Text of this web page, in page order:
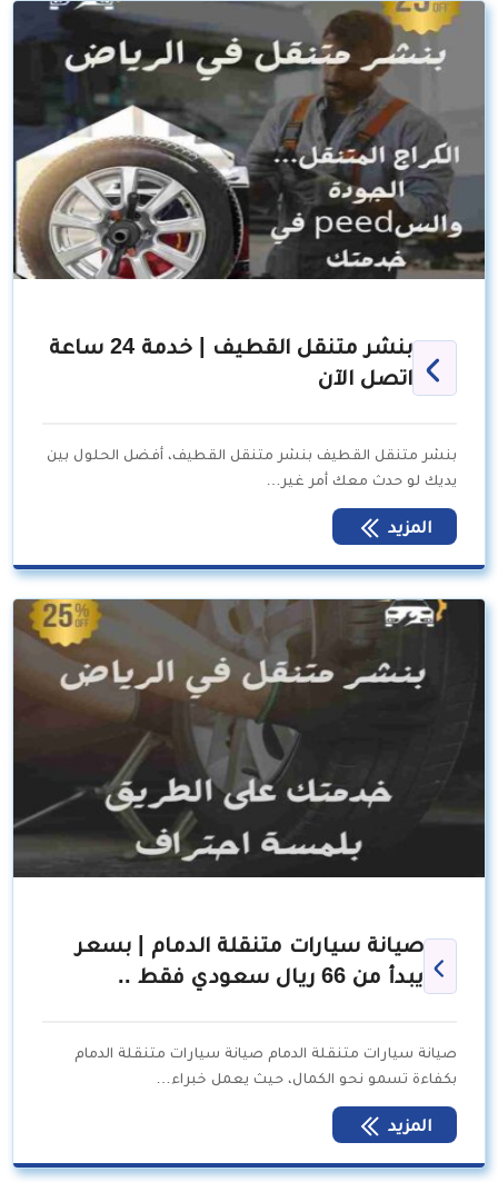
بنشر متنقل القطيف | خدمة 24 ساعة
اتصل الآن
بنشر متنقل القطيف بنشر متنقل القطيف، أفضل الحلول بين
يديك لو حدث معك أمر غير…
المزيد
صيانة سيارات متنقلة الدمام | بسعر
يبدأ من 66 ريال سعودي فقط ..
صيانة سيارات متنقلة الدمام صيانة سيارات متنقلة الدمام
بكفاءة تسمو نحو الكمال، حيث يعمل خبراء…
المزيد